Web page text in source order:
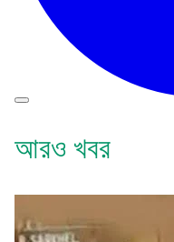
আরও খবর